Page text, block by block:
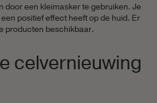
door een kleimasker te gebruiken. Je
positief effect heeft op de huid. Er
producten beschikbaar.
celvernieuwing